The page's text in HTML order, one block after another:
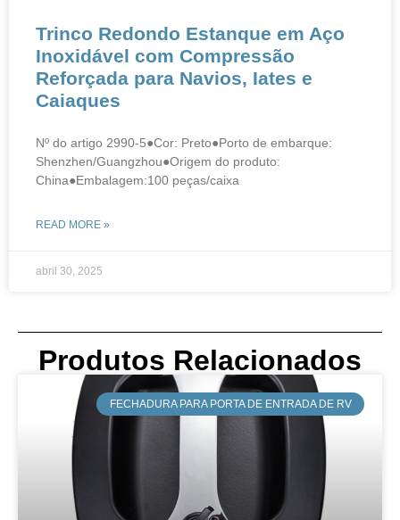
Trinco Redondo Estanque em Aço
Inoxidável com Compressão
Reforçada para Navios, Iates e
Caiaques​
Nº do artigo 2990-5●Cor: Preto●Porto de embarque:
Shenzhen/Guangzhou●Origem do produto:
China●Embalagem:100 peças/caixa
READ MORE »
abril 30, 2025
Produtos Relacionados
FECHADURA PARA PORTA DE ENTRADA DE RV